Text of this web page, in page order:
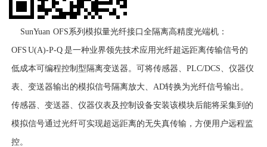
SunYuan OFS系列模拟量光纤接口全隔离高精度光端机：
OFS U(A)-P-Q 是一种业界领先技术应用光纤超远距离传输信号的
低成本可编程控制型隔离变送器。可将传感器、PLC/DCS、仪器仪
表、变送器输出的模拟信号隔离放大、AD转换为光纤信号输出。
传感器、变送器、仪器仪表及控制设备安装该模块后能将采集到的
模拟信号通过光纤可实现超远距离的无失真传输，方便用户远程监
控。